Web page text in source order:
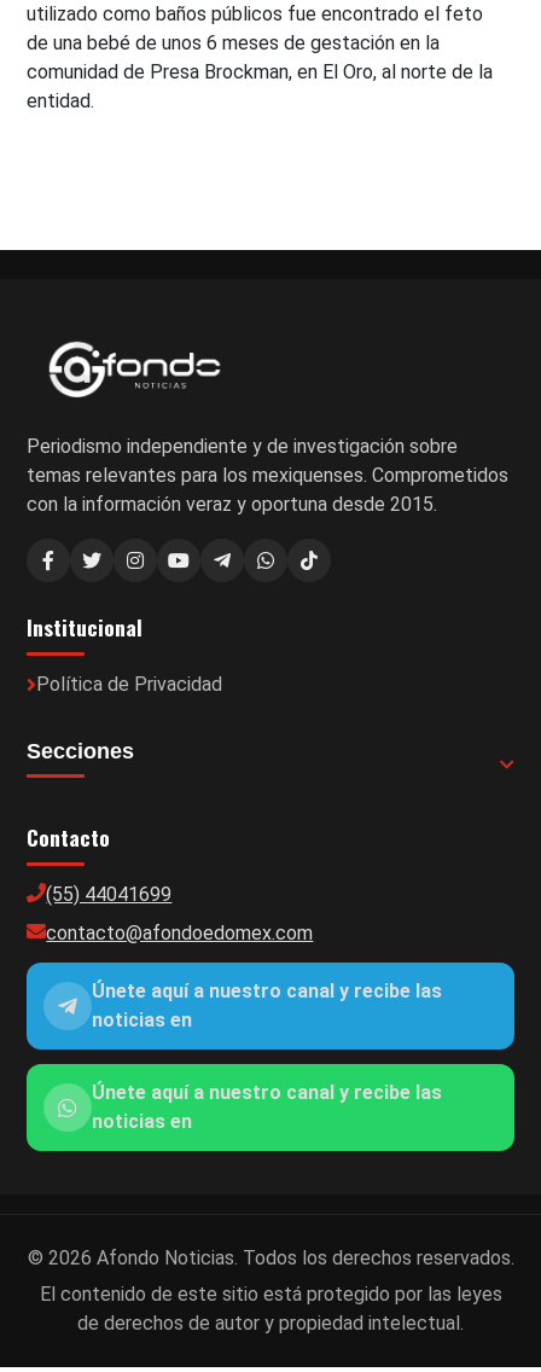
utilizado como baños públicos fue encontrado el feto
de una bebé de unos 6 meses de gestación en la
comunidad de Presa Brockman, en El Oro, al norte de la
entidad.
Periodismo independiente y de investigación sobre
temas relevantes para los mexiquenses. Comprometidos
con la información veraz y oportuna desde 2015.
Institucional
Política de Privacidad
Secciones
Contacto
(55) 44041699
contacto@afondoedomex.com
Únete aquí a nuestro canal y recibe las
noticias en
Únete aquí a nuestro canal y recibe las
noticias en
© 2026 Afondo Noticias. Todos los derechos reservados.
El contenido de este sitio está protegido por las leyes
de derechos de autor y propiedad intelectual.